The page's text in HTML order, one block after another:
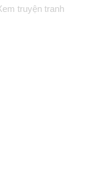
truyện tranh